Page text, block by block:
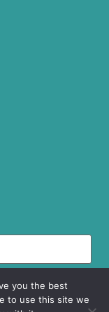
you the best
to use this site we